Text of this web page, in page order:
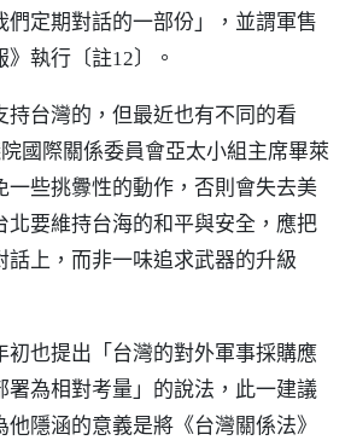
們定期對話的一部份」，並謂軍售
》執行 〔註12〕 。
持台灣的，但最近也有不同的看
國際關係委員會亞太小組主席畢萊
一些挑釁性的動作，否則會失去美
北要維持台海的和平與安全，應把
話上，而非一味追求武器的升級
初也提出「台灣的對外軍事採購應
署為相對考量」的說法，此一建議
隱涵的意義是將《台灣關係法》